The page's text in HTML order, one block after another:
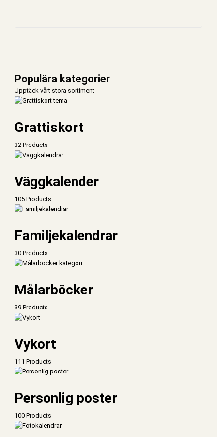
Populära kategorier
Upptäck vårt stora sortiment
Grattiskort
32 Products
Väggkalender
105 Products
Familjekalendrar
30 Products
Målarböcker
39 Products
Vykort
111 Products
Personlig poster
100 Products